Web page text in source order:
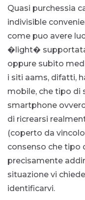
Quasi purchessia
indivisible
come puo avere
�light�
oppure subito
i siti aams, difatti,
mobile, che tipo di
smartphone
di ricrearsi
(coperto da
consenso che tipo
precisamente
situazione vi
identificarvi.